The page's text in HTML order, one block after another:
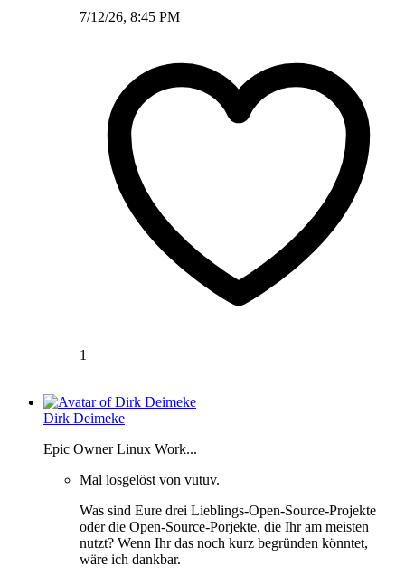
7/12/26, 8:45 PM
1
Dirk Deimeke
Epic Owner Linux Work...
Mal losgelöst von vutuv.
Was sind Eure drei Lieblings-Open-Source-Projekte
oder die Open-Source-Porjekte, die Ihr am meisten
nutzt? Wenn Ihr das noch kurz begründen könntet,
wäre ich dankbar.